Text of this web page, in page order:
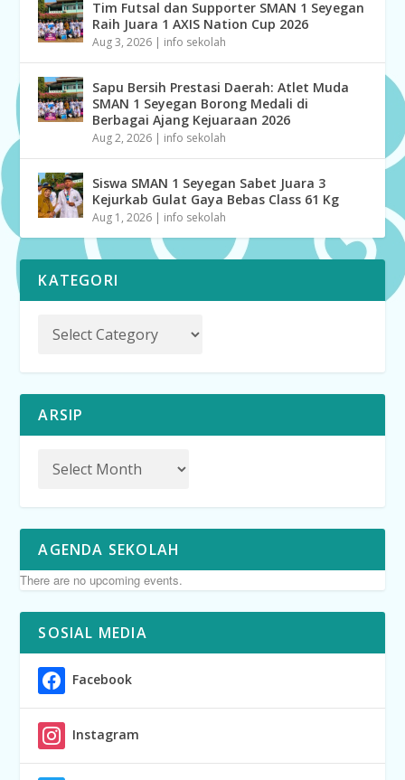
Tim Futsal dan Supporter SMAN 1 Seyegan
Raih Juara 1 AXIS Nation Cup 2026
Aug 3, 2026 | info sekolah
Sapu Bersih Prestasi Daerah: Atlet Muda
SMAN 1 Seyegan Borong Medali di
Berbagai Ajang Kejuaraan 2026
Aug 2, 2026 | info sekolah
Siswa SMAN 1 Seyegan Sabet Juara 3
Kejurkab Gulat Gaya Bebas Class 61 Kg
Aug 1, 2026 | info sekolah
KATEGORI
ARSIP
AGENDA SEKOLAH
There are no upcoming events.
SOSIAL MEDIA
Facebook
Instagram